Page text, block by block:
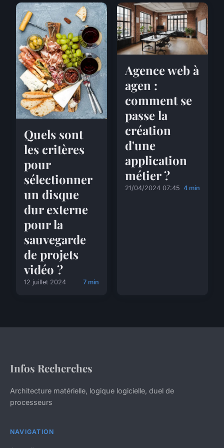
Quels sont
les critères
pour
sélectionner
un disque
dur externe
pour la
sauvegarde
de projets
vidéo ?
12 juillet 2024 7 min
Agence web à
agen :
comment se
passe la
création
d'une
application
métier ?
21/04/2024 07:45 4 min
Infos Recherches
Architecture matérielle, logique logicielle, duel de
processeurs
NAVIGATION